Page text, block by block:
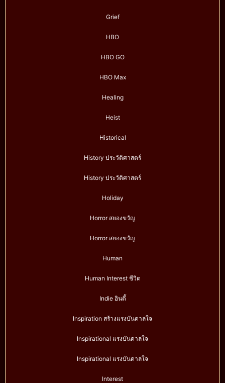
Grief
HBO
HBO GO
HBO Max
Healing
Heist
Historical
History ประวัติศาสตร์
History ประวัติศาสตร์
Holiday
Horror สยองขวัญ
Horror สยองขวัญ
Human
Human Interest ชีวิต
Indie อินดี้
Inspiration สร้างแรงบันดาลใจ
Inspirational แรงบันดาลใจ
Inspirational แรงบันดาลใจ
Interest